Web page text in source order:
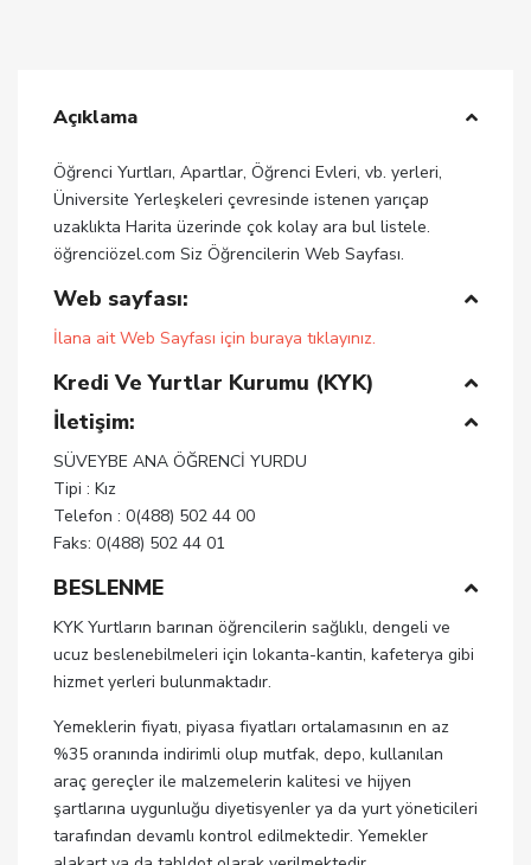
Açıklama
Öğrenci Yurtları, Apartlar, Öğrenci Evleri, vb. yerleri,
Üniversite Yerleşkeleri çevresinde istenen yarıçap
uzaklıkta Harita üzerinde çok kolay ara bul listele.
öğrenciözel.com Siz Öğrencilerin Web Sayfası.
Web sayfası:
İlana ait Web Sayfası için buraya tıklayınız.
Kredi Ve Yurtlar Kurumu (KYK)
İletişim:
SÜVEYBE ANA ÖĞRENCİ YURDU
Tipi : Kız
Telefon : 0(488) 502 44 00
Faks: 0(488) 502 44 01
BESLENME
KYK Yurtların barınan öğrencilerin sağlıklı, dengeli ve
ucuz beslenebilmeleri için lokanta-kantin, kafeterya gibi
hizmet yerleri bulunmaktadır.
Yemeklerin fiyatı, piyasa fiyatları ortalamasının en az
%35 oranında indirimli olup mutfak, depo, kullanılan
araç gereçler ile malzemelerin kalitesi ve hijyen
şartlarına uygunluğu diyetisyenler ya da yurt yöneticileri
tarafından devamlı kontrol edilmektedir. Yemekler